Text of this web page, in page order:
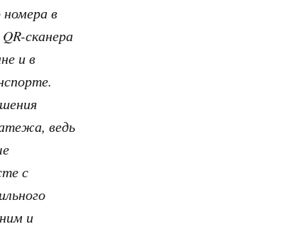
в
сканера
и в
ведь
с
и